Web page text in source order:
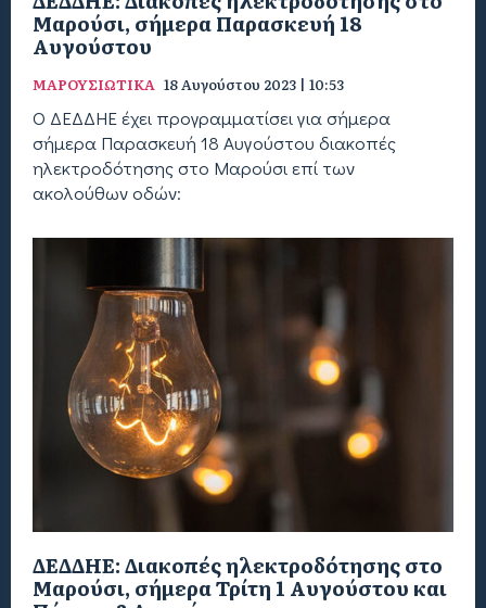
Μαρούσι, σήμερα Παρασκευή 18
Αυγούστου
ΜΑΡΟΥΣΙΩΤΙΚΑ 18 Αυγούστου 2023 | 10:53
Ο ΔΕΔΔΗΕ έχει προγραμματίσει για σήμερα
σήμερα Παρασκευή 18 Αυγούστου διακοπές
ηλεκτροδότησης στο Μαρούσι επί των
ακολούθων οδών:
ΔΕΔΔΗΕ: Διακοπές ηλεκτροδότησης στο
Μαρούσι, σήμερα Τρίτη 1 Αυγούστου και